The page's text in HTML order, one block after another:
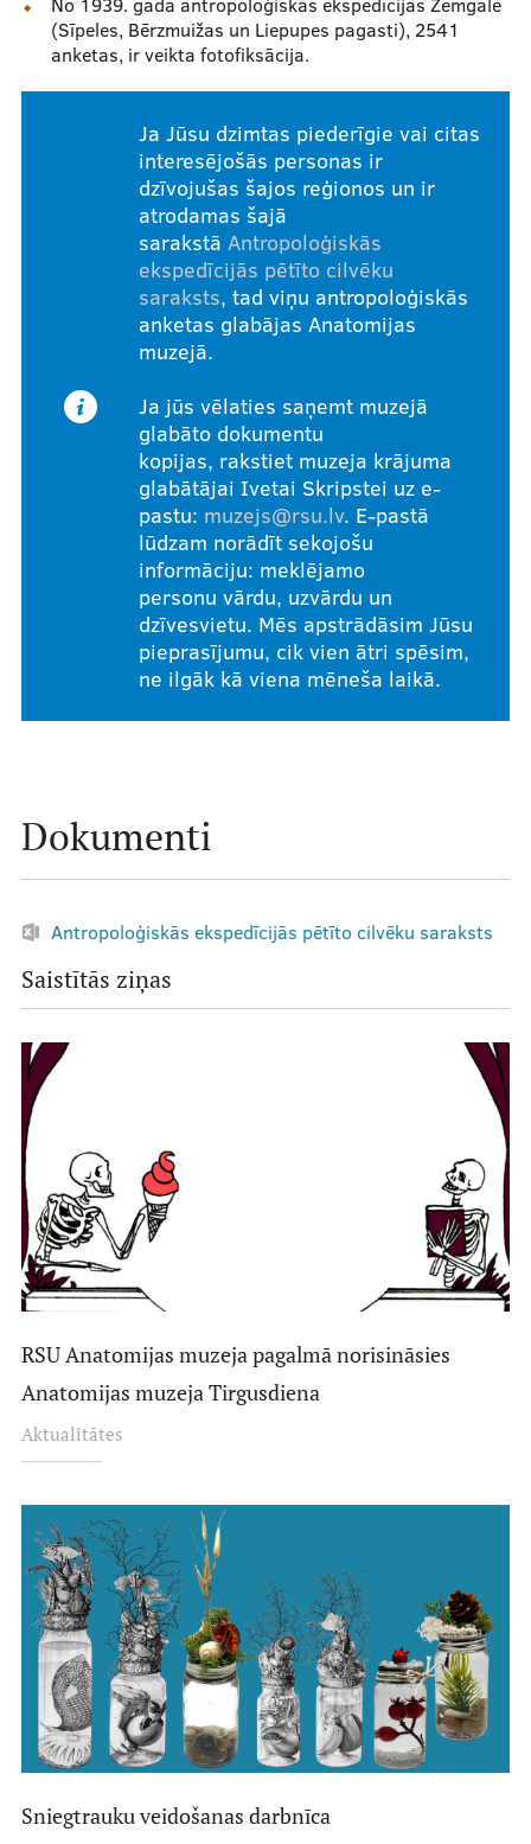
(Sīpeles, Bērzmuižas un Liepupes pagasti), 2541
anketas, ir veikta fotofiksācija.
Ja Jūsu dzimtas piederīgie vai citas
interesējošās personas ir
dzīvojušas šajos reģionos un ir
atrodamas šajā
sarakstā Antropoloģiskās
ekspedīcijās pētīto cilvēku
saraksts, tad viņu antropoloģiskās
anketas glabājas Anatomijas
muzejā.
Ja jūs vēlaties saņemt muzejā
glabāto dokumentu
kopijas, rakstiet muzeja krājuma
glabātājai Ivetai Skripstei uz e-
pastu: muzejs@rsu.lv. E-pastā
lūdzam norādīt sekojošu
informāciju: meklējamo
personu vārdu, uzvārdu un
dzīvesvietu. Mēs apstrādāsim Jūsu
pieprasījumu, cik vien ātri spēsim,
ne ilgāk kā viena mēneša laikā.
Dokumenti
Antropoloģiskās ekspedīcijās pētīto cilvēku saraksts
Saistītās ziņas
RSU Anatomijas muzeja pagalmā norisināsies
Anatomijas muzeja Tirgusdiena
Aktualitātes
Sniegtrauku veidošanas darbnīca